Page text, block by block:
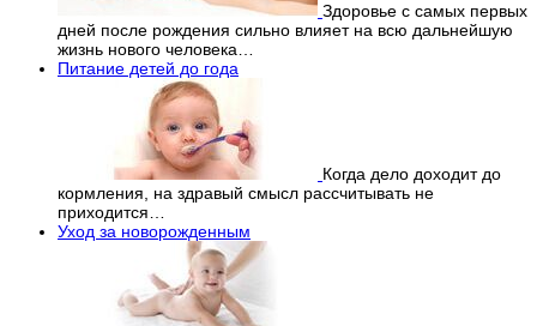
Здоровье с самых первых
дней после рождения сильно влияет на всю дальнейшую
жизнь нового человека…
Питание детей до года
Когда дело доходит до
кормления, на здравый смысл рассчитывать не
приходится…
Уход за новорожденным